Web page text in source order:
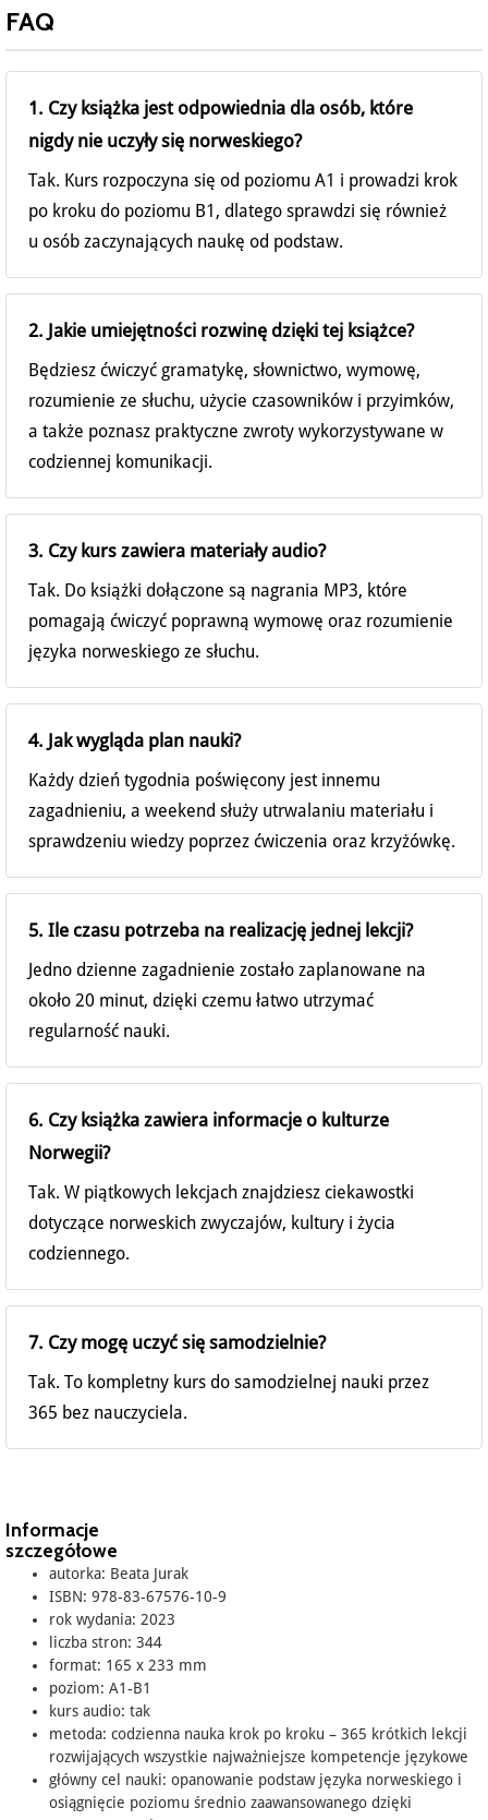
FAQ
1. Czy książka jest odpowiednia dla osób, które
nigdy nie uczyły się norweskiego?
Tak. Kurs rozpoczyna się od poziomu A1 i prowadzi krok
po kroku do poziomu B1, dlatego sprawdzi się również
u osób zaczynających naukę od podstaw.
2. Jakie umiejętności rozwinę dzięki tej książce?
Będziesz ćwiczyć gramatykę, słownictwo, wymowę,
rozumienie ze słuchu, użycie czasowników i przyimków,
a także poznasz praktyczne zwroty wykorzystywane w
codziennej komunikacji.
3. Czy kurs zawiera materiały audio?
Tak. Do książki dołączone są nagrania MP3, które
pomagają ćwiczyć poprawną wymowę oraz rozumienie
języka norweskiego ze słuchu.
4. Jak wygląda plan nauki?
Każdy dzień tygodnia poświęcony jest innemu
zagadnieniu, a weekend służy utrwalaniu materiału i
sprawdzeniu wiedzy poprzez ćwiczenia oraz krzyżówkę.
5. Ile czasu potrzeba na realizację jednej lekcji?
Jedno dzienne zagadnienie zostało zaplanowane na
około 20 minut, dzięki czemu łatwo utrzymać
regularność nauki.
6. Czy książka zawiera informacje o kulturze
Norwegii?
Tak. W piątkowych lekcjach znajdziesz ciekawostki
dotyczące norweskich zwyczajów, kultury i życia
codziennego.
7. Czy mogę uczyć się samodzielnie?
Tak. To kompletny kurs do samodzielnej nauki przez
365 bez nauczyciela.
Informacje
szczegółowe
autorka: Beata Jurak
ISBN: 978-83-67576-10-9
rok wydania: 2023
liczba stron: 344
format: 165 x 233 mm
poziom: A1-B1
kurs audio: tak
metoda: codzienna nauka krok po kroku – 365 krótkich lekcji
rozwijających wszystkie najważniejsze kompetencje językowe
główny cel nauki: opanowanie podstaw języka norweskiego i
osiągnięcie poziomu średnio zaawansowanego dzięki